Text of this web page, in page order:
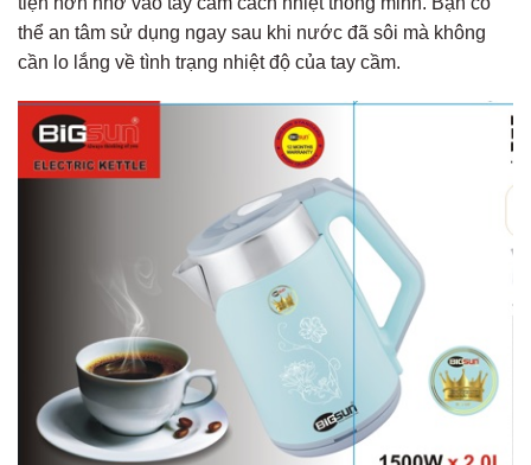
thể an tâm sử dụng ngay sau khi nước đã sôi mà không
cần lo lắng về tình trạng nhiệt độ của tay cầm.